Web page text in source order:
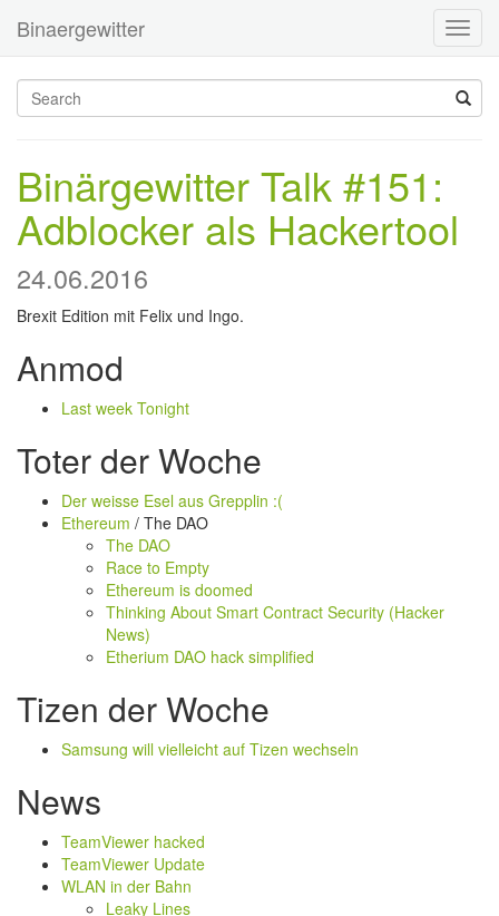
Binaergewitter
Binärgewitter Talk #151:
Adblocker als Hackertool
24.06.2016
Brexit Edition mit Felix und Ingo.
Anmod
Last week Tonight
Toter der Woche
Der weisse Esel aus Grepplin :(
Ethereum / The DAO
The DAO
Race to Empty
Ethereum is doomed
Thinking About Smart Contract Security (Hacker
News)
Etherium DAO hack simplified
Tizen der Woche
Samsung will vielleicht auf Tizen wechseln
News
TeamViewer hacked
TeamViewer Update
WLAN in der Bahn
Leaky Lines